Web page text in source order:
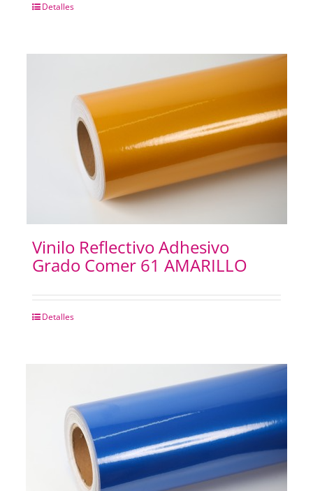
Detalles
Vinilo Reflectivo Adhesivo
Grado Comer 61 AMARILLO
Detalles